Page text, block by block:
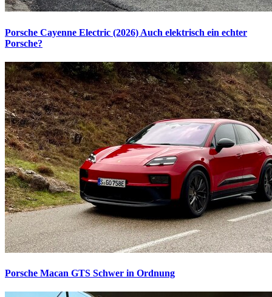
Porsche Cayenne Electric (2026) Auch elektrisch ein echter
Porsche?
Porsche Macan GTS Schwer in Ordnung